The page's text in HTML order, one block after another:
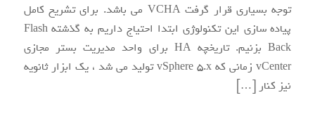
توجه بسیاری قرار گرفت VCHA می باشد. برای تشریح کامل
پیاده سازی این تکنولوژی ابتدا احتیاج داریم به گذشته Flash
Back بزنیم. تاریخچه HA برای واحد مدیریت بستر مجازی
vCenter زمانی که vSphere 5.x تولید می شد ، یک ابزار ثانویه
نیز کنار […]